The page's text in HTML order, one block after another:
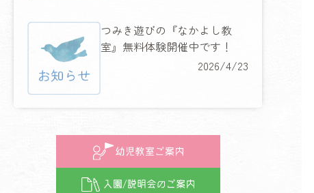
つみき遊びの『なかよし教
室』無料体験開催中です！
2026/4/23